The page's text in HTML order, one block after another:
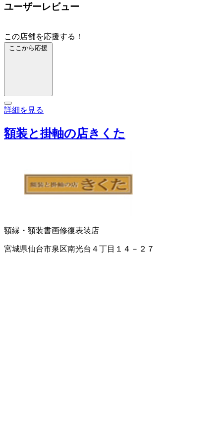
ユーザーレビュー
この店舗を応援する！
ここから応援
詳細を見る
額装と掛軸の店きくた
額縁・額装書画修復表装店
宮城県仙台市泉区南光台４丁目１４－２７